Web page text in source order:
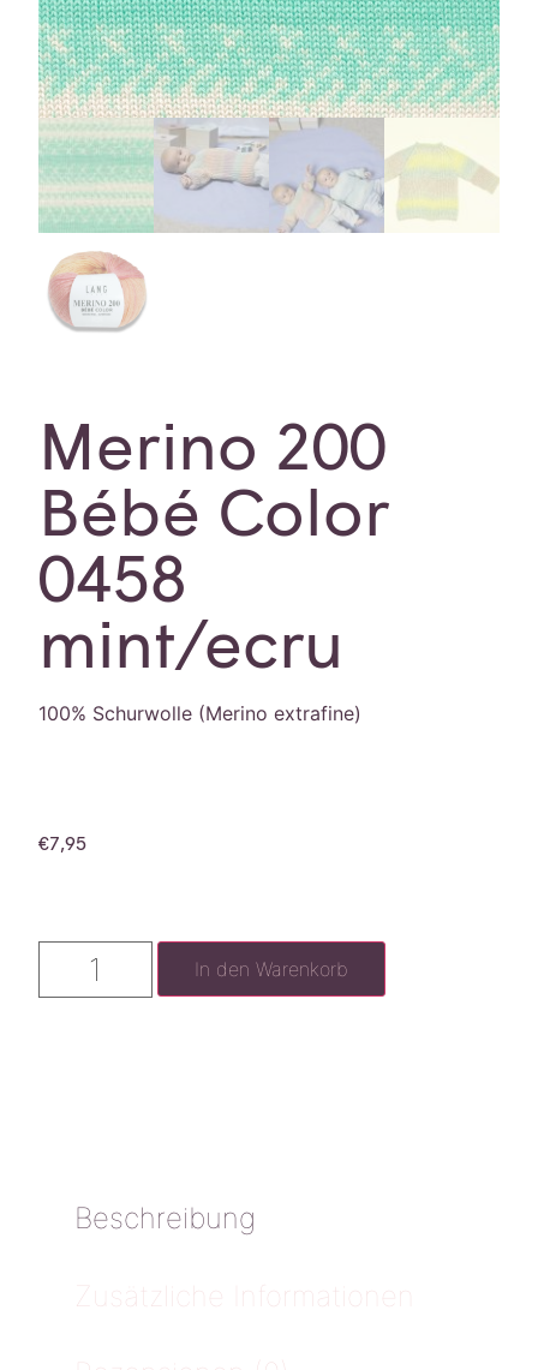
Merino 200
Bébé Color
0458
mint/ecru
100% Schurwolle (Merino extrafine)
€7,95
In den Warenkorb
Beschreibung
Zusätzliche Informationen